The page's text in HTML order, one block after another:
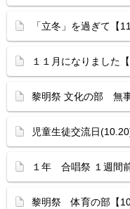
「立冬」を過ぎて【
１１月になりました【
黎明祭 文化の部 無
児童生徒交流日
１年 合唱祭 １週間
黎明祭 体育の部【